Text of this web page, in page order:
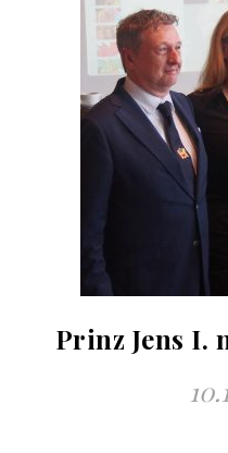
Prinz Jens I.